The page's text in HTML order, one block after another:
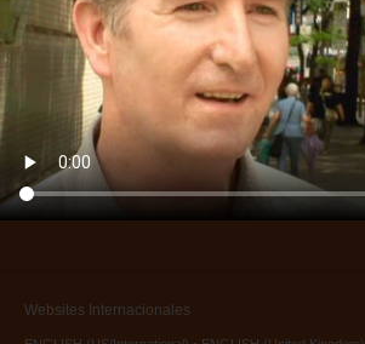
Norteamérica
Websites Internacionales